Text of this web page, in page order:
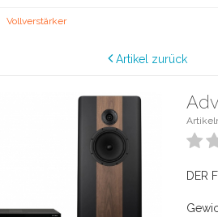
Vollverstärker
Artikel zurück
DER